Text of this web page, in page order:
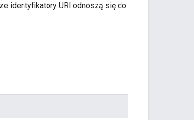
identyfikatory URI odnoszą się do